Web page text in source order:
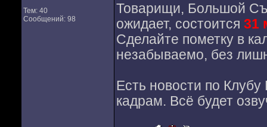
Тем: 40
Сообщений: 98
Товарищи, Большой
ожидает, состоится 31
Сделайте пометку в
незабываемо, без
Есть новости по
кадрам. Всё будет